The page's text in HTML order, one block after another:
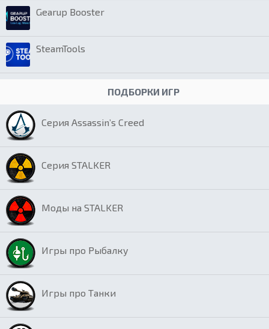
Gearup Booster
SteamTools
ПОДБОРКИ ИГР
Серия Assassin’s Creed
Серия STALKER
Моды на STALKER
Игры про Рыбалку
Игры про Танки